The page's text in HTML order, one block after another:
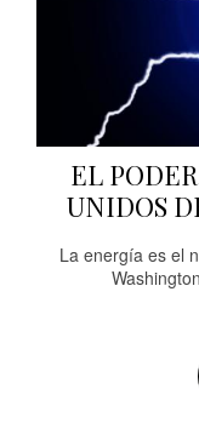
EL
UNIDOS
La energía es el